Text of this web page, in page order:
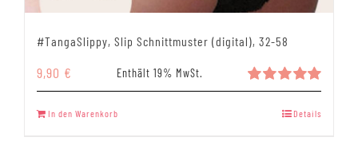
#TangaSlippy, Slip Schnittmuster (digital), 32-58
Bewertet
5.00
9,90 € Enthält 19% MwSt.
In den Warenkorb Details